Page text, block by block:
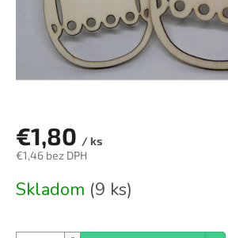
€1,80 / ks
€1,46 bez DPH
cena:
Skladom (9 ks)